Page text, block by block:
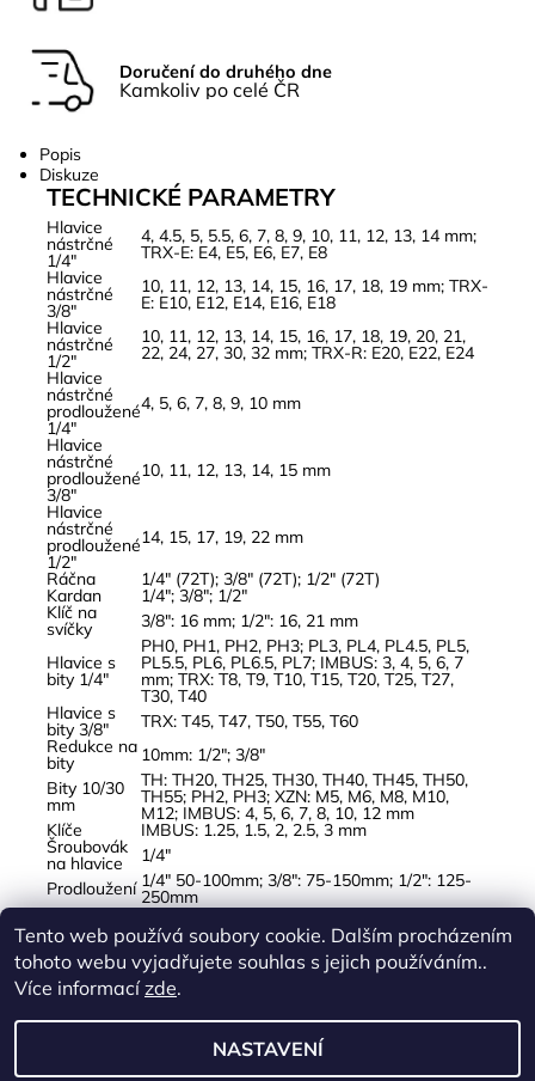
Doručení do druhého dne
Kamkoliv po celé ČR
Popis
Diskuze
TECHNICKÉ PARAMETRY
Hlavice
nástrčné
1/4"
4, 4.5, 5, 5.5, 6, 7, 8, 9, 10, 11, 12, 13, 14 mm;
TRX-E: E4, E5, E6, E7, E8
Hlavice
nástrčné
3/8"
10, 11, 12, 13, 14, 15, 16, 17, 18, 19 mm; TRX-
E: E10, E12, E14, E16, E18
Hlavice
nástrčné
1/2"
10, 11, 12, 13, 14, 15, 16, 17, 18, 19, 20, 21,
22, 24, 27, 30, 32 mm; TRX-R: E20, E22, E24
Hlavice
nástrčné
prodloužené
1/4"
4, 5, 6, 7, 8, 9, 10 mm
Hlavice
nástrčné
prodloužené
3/8"
10, 11, 12, 13, 14, 15 mm
Hlavice
nástrčné
prodloužené
1/2"
14, 15, 17, 19, 22 mm
Ráčna
1/4" (72T); 3/8" (72T); 1/2" (72T)
Kardan 1/4"; 3/8"; 1/2"
Klíč na
svíčky
3/8": 16 mm; 1/2": 16, 21 mm
Hlavice s
bity 1/4"
PH0, PH1, PH2, PH3; PL3, PL4, PL4.5, PL5,
PL5.5, PL6, PL6.5, PL7; IMBUS: 3, 4, 5, 6, 7
mm; TRX: T8, T9, T10, T15, T20, T25, T27,
T30, T40
Hlavice s
bity 3/8"
TRX: T45, T47, T50, T55, T60
Redukce na
bity
10mm: 1/2"; 3/8"
Bity 10/30
mm
TH: TH20, TH25, TH30, TH40, TH45, TH50,
TH55; PH2, PH3; XZN: M5, M6, M8, M10,
M12; IMBUS: 4, 5, 6, 7, 8, 10, 12 mm
Klíče IMBUS: 1.25, 1.5, 2, 2.5, 3 mm
Šroubovák
na hlavice
1/4"
Prodloužení 1/4" 50-100mm; 3/8": 75-150mm; 1/2": 125-
250mm
Norma
DIN 3124
Buďte první, kdo napíše příspěvek k této položce.
Přidat komentář
Tento web používá soubory cookie. Dalším procházením
tohoto webu vyjadřujete souhlas s jejich používáním..
Více informacízde.
NASTAVENÍ